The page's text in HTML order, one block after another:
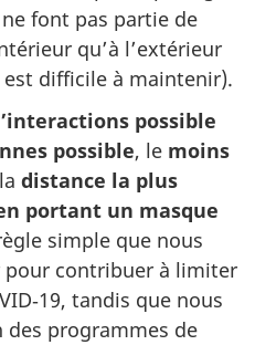
font pas partie de
qu’à l’extérieur
difficile à maintenir).
possible
possible, le moins
distance la plus
portant un masque
simple que nous
contribuer à limiter
tandis que nous
des programmes de